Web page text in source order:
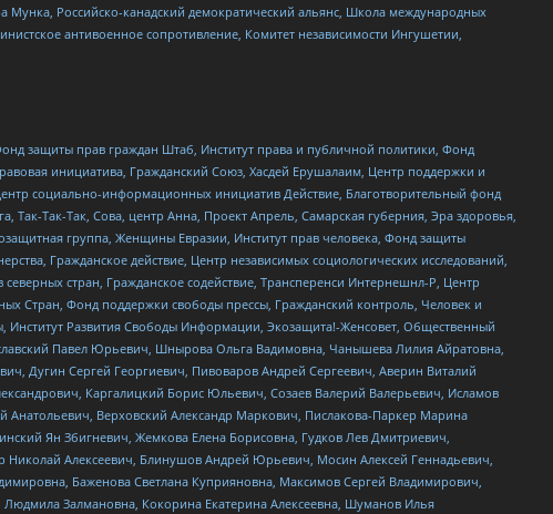
Российско-канадский демократический альянс, Школа международных
антивоенное сопротивление, Комитет независимости Ингушетии,
защиты прав граждан Штаб, Институт права и публичной политики, Фонд
инициатива, Гражданский Союз, Хасдей Ерушалаим, Центр поддержки и
социально-информационных инициатив Действие, Благотворительный фонд
Так-Так, Сова, центр Анна, Проект Апрель, Самарская губерния, Эра здоровья,
группа, Женщины Евразии, Институт прав человека, Фонд защиты
Гражданское действие, Центр независимых социологических исследований,
стран, Гражданское содействие, Трансперенси Интернешнл-Р, Центр
Стран, Фонд поддержки свободы прессы, Гражданский контроль, Человек и
Развития Свободы Информации, Экозащита!-Женсовет, Общественный
Павел Юрьевич, Шнырова Ольга Вадимовна, Чанышева Лилия Айратовна,
Дугин Сергей Георгиевич, Пивоваров Андрей Сергеевич, Аверин Виталий
Каргалицкий Борис Юльевич, Созаев Валерий Валерьевич, Исламов
Верховский Александр Маркович, Пислакова-Паркер Марина
Ян Збигневич, Жемкова Елена Борисовна, Гудков Лев Дмитриевич,
Алексеевич, Блинушов Андрей Юрьевич, Мосин Алексей Геннадьевич,
Баженова Светлана Куприяновна, Максимов Сергей Владимирович,
Людмила Залмановна, Кокорина Екатерина Алексеевна, Шуманов Илья